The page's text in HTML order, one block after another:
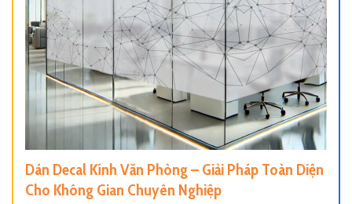
Dán Decal Kính Văn Phòng – Giải Pháp Toàn Diện
Cho Không Gian Chuyên Nghiệp